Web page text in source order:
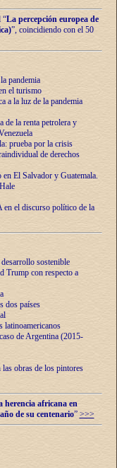
“La percepción europea de
”, coincidiendo con el 50
pandemia
el turismo
a la luz de la pandemia
de la renta petrolera y
prueba por la crisis
de derechos
El Salvador y Guatemala.
el discurso político de la
sostenible
Trump con respecto a
dos países
latinoamericanos
de Argentina (2015-
obras de los pintores
herencia africana en
de su centenario” >>>